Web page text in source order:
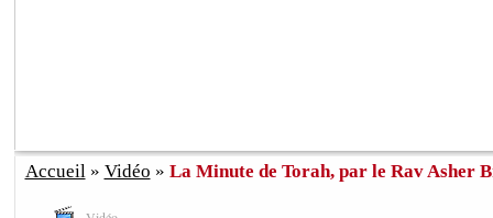
Accueil» Vidéo » La Minute de Torah, par le Rav Asher